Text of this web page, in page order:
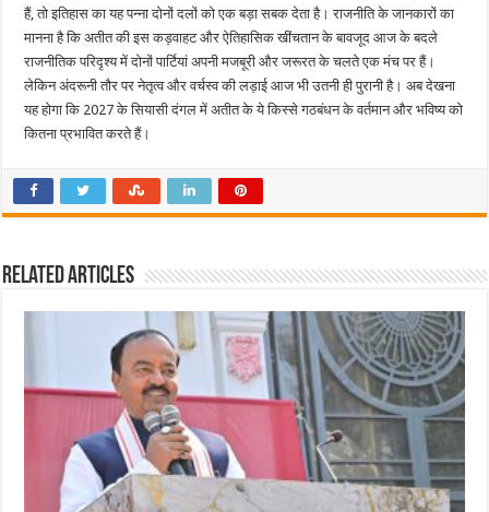
हैं, तो इतिहास का यह पन्ना दोनों दलों को एक बड़ा सबक देता है। राजनीति के जानकारों का
मानना है कि अतीत की इस कड़वाहट और ऐतिहासिक खींचतान के बावजूद आज के बदले
राजनीतिक परिदृश्य में दोनों पार्टियां अपनी मजबूरी और जरूरत के चलते एक मंच पर हैं।
लेकिन अंदरूनी तौर पर नेतृत्व और वर्चस्व की लड़ाई आज भी उतनी ही पुरानी है। अब देखना
यह होगा कि 2027 के सियासी दंगल में अतीत के ये किस्से गठबंधन के वर्तमान और भविष्य को
कितना प्रभावित करते हैं।
Related Articles